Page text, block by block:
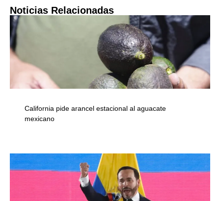
Noticias Relacionadas
California pide arancel estacional al aguacate
mexicano